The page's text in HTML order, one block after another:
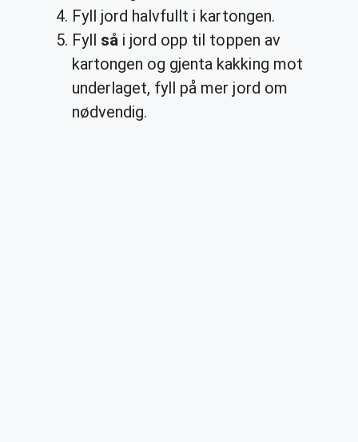
Fyll jord halvfullt i kartongen.
Fyll så i jord opp til toppen av
kartongen og gjenta kakking mot
underlaget, fyll på mer jord om
nødvendig.